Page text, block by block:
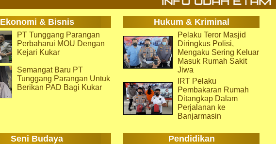
Ekonomi & Bisnis Hukum & Kriminal
PT Tunggang Parangan
Perbaharui MOU Dengan
Kejari Kukar
Semangat Baru PT
Tunggang Parangan Untuk
Berikan PAD Bagi Kukar
Pelaku Teror Masjid
Diringkus Polisi,
Mengaku Sering Keluar
Masuk Rumah Sakit
Jiwa
IRT Pelaku
Pembakaran Rumah
Ditangkap Dalam
Perjalanan ke
Banjarmasin
Seni Budaya Pendidikan